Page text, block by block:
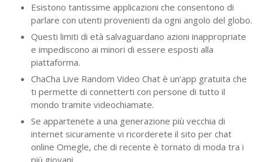
Esistono tantissime applicazioni che consentono di
parlare con utenti provenienti da ogni angolo del globo.
Questi limiti di età salvaguardano azioni inappropriate
e impediscono ai minori di essere esposti alla
piattaforma.
ChaCha Live Random Video Chat è un’app gratuita che
ti permette di connetterti con persone di tutto il
mondo tramite videochiamate.
Se appartenete a una generazione più vecchia di
internet sicuramente vi ricorderete il sito per chat
online Omegle, che di recente è tornato di moda tra i
più giovani.